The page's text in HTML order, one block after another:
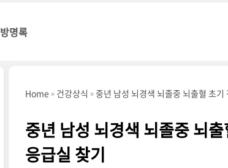
방명록
Home 건강상식 중년 남성 뇌경색 뇌졸중 뇌출혈 초
중년 남성 뇌경색 뇌졸중 뇌
응급실 찾기